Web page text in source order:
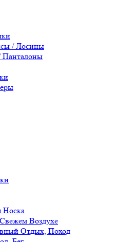
/ Лосины
Панталоны
Носка
Воздухе
Отдых, Поход